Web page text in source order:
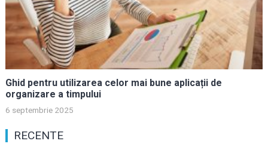
Ghid pentru utilizarea celor mai bune aplicații de
organizare a timpului
6 septembrie 2025
RECENTE